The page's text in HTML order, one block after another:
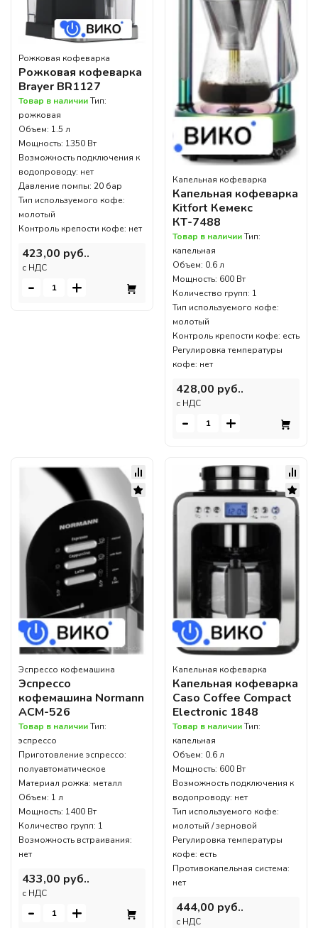
Рожковая кофеварка
Рожковая кофеварка
Brayer BR1127
Товар в наличииТип:
рожковая
Объем: 1.5 л
Мощность: 1350 Вт
Возможность подключения к
водопроводу: нет
Давление помпы: 20 бар
Тип используемого кофе:
молотый
Контроль крепости кофе: нет
423,00 руб..
c НДС
- +
Капельная кофеварка
Капельная кофеварка
Kitfort Кемекс
КТ-7488
Товар в наличииТип:
капельная
Объем: 0.6 л
Мощность: 600 Вт
Количество групп: 1
Тип используемого кофе:
молотый
Контроль крепости кофе: есть
Регулировка температуры
кофе: нет
428,00 руб..
c НДС
- +
Эспрессо кофемашина
Эспрессо
кофемашина Normann
ACM-526
Товар в наличииТип:
эспрессо
Приготовление эспрессо:
полуавтоматическое
Материал рожка: металл
Объем: 1 л
Мощность: 1400 Вт
Количество групп: 1
Возможность встраивания:
нет
433,00 руб..
c НДС
- +
Капельная кофеварка
Капельная кофеварка
Caso Cоffee Compact
Electronic 1848
Товар в наличииТип:
капельная
Объем: 0.6 л
Мощность: 600 Вт
Возможность подключения к
водопроводу: нет
Тип используемого кофе:
молотый / зерновой
Регулировка температуры
кофе: есть
Противокапельная система:
нет
444,00 руб..
c НДС